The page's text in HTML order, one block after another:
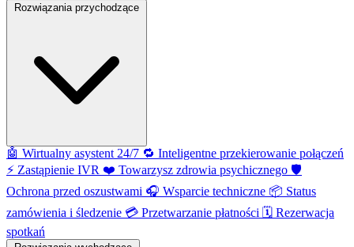
Rozwiązania przychodzące
🤖 Wirtualny asystent 24/7 🔁 Inteligentne przekierowanie połączeń
⚡️ Zastąpienie IVR ❤️ Towarzysz zdrowia psychicznego 🛡️
Ochrona przed oszustwami 🎧 Wsparcie techniczne 📦 Status
zamówienia i śledzenie 💳 Przetwarzanie płatności 🗓️ Rezerwacja
spotkań